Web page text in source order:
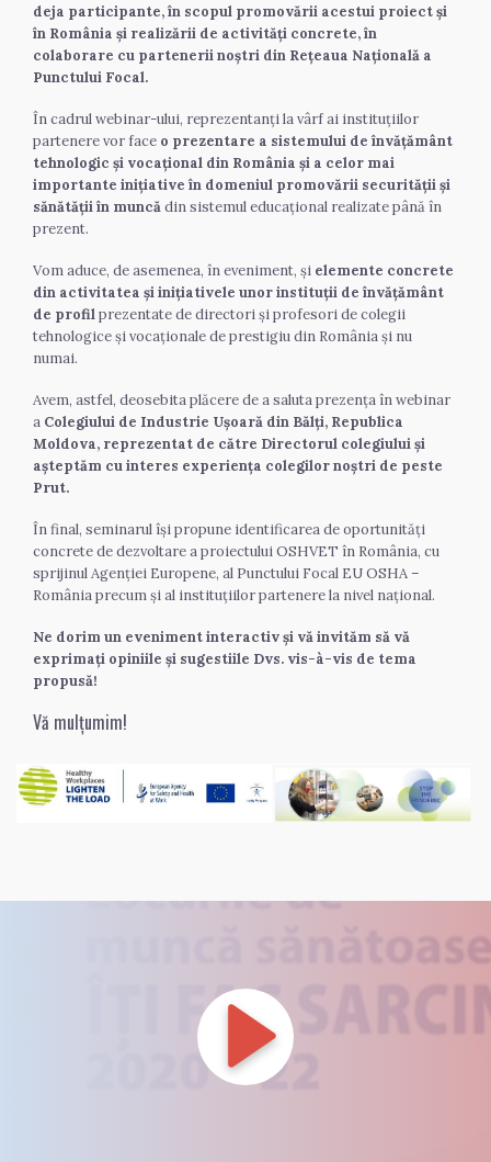
deja participante, în scopul promovării acestui proiect și
în România și realizării de activități concrete, în
colaborare cu partenerii noștri din Rețeaua Națională a
Punctului Focal.
În cadrul webinar-ului, reprezentanți la vârf ai instituțiilor
partenere vor face o prezentare a sistemului de învățământ
tehnologic și vocațional din România și a celor mai
importante inițiative în domeniul promovării securității și
sănătății în muncă din sistemul educațional realizate până în
prezent.
Vom aduce, de asemenea, în eveniment, și elemente concrete
din activitatea și inițiativele unor instituții de învățământ
de profil prezentate de directori și profesori de colegii
tehnologice și vocaționale de prestigiu din România și nu
numai.
Avem, astfel, deosebita plăcere de a saluta prezența în webinar
a Colegiului de Industrie Ușoară din Bălți, Republica
Moldova, reprezentat de către Directorul colegiului și
așteptăm cu interes experiența colegilor noștri de peste
Prut.
În final, seminarul își propune identificarea de oportunități
concrete de dezvoltare a proiectului OSHVET în România, cu
sprijinul Agenției Europene, al Punctului Focal EU OSHA –
România precum și al instituțiilor partenere la nivel național.
Ne dorim un eveniment interactiv și vă invităm să vă
exprimați opiniile și sugestiile Dvs. vis-à-vis de tema
propusă!
Vă mulțumim!